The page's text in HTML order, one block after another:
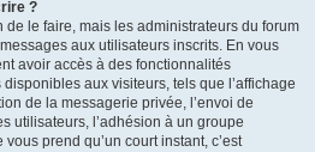
?
de le faire, mais les administrateurs du forum
aux utilisateurs inscrits. En vous
avoir accès à des fonctionnalités
aux visiteurs, tels que l’affichage
de la messagerie privée, l’envoi de
utilisateurs, l’adhésion à un groupe
prend qu’un court instant, c’est